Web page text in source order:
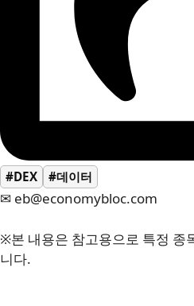
#DEX #데이터
✉ eb@economybloc.com
※본 내용은 참고용으로 특정 종
니다.